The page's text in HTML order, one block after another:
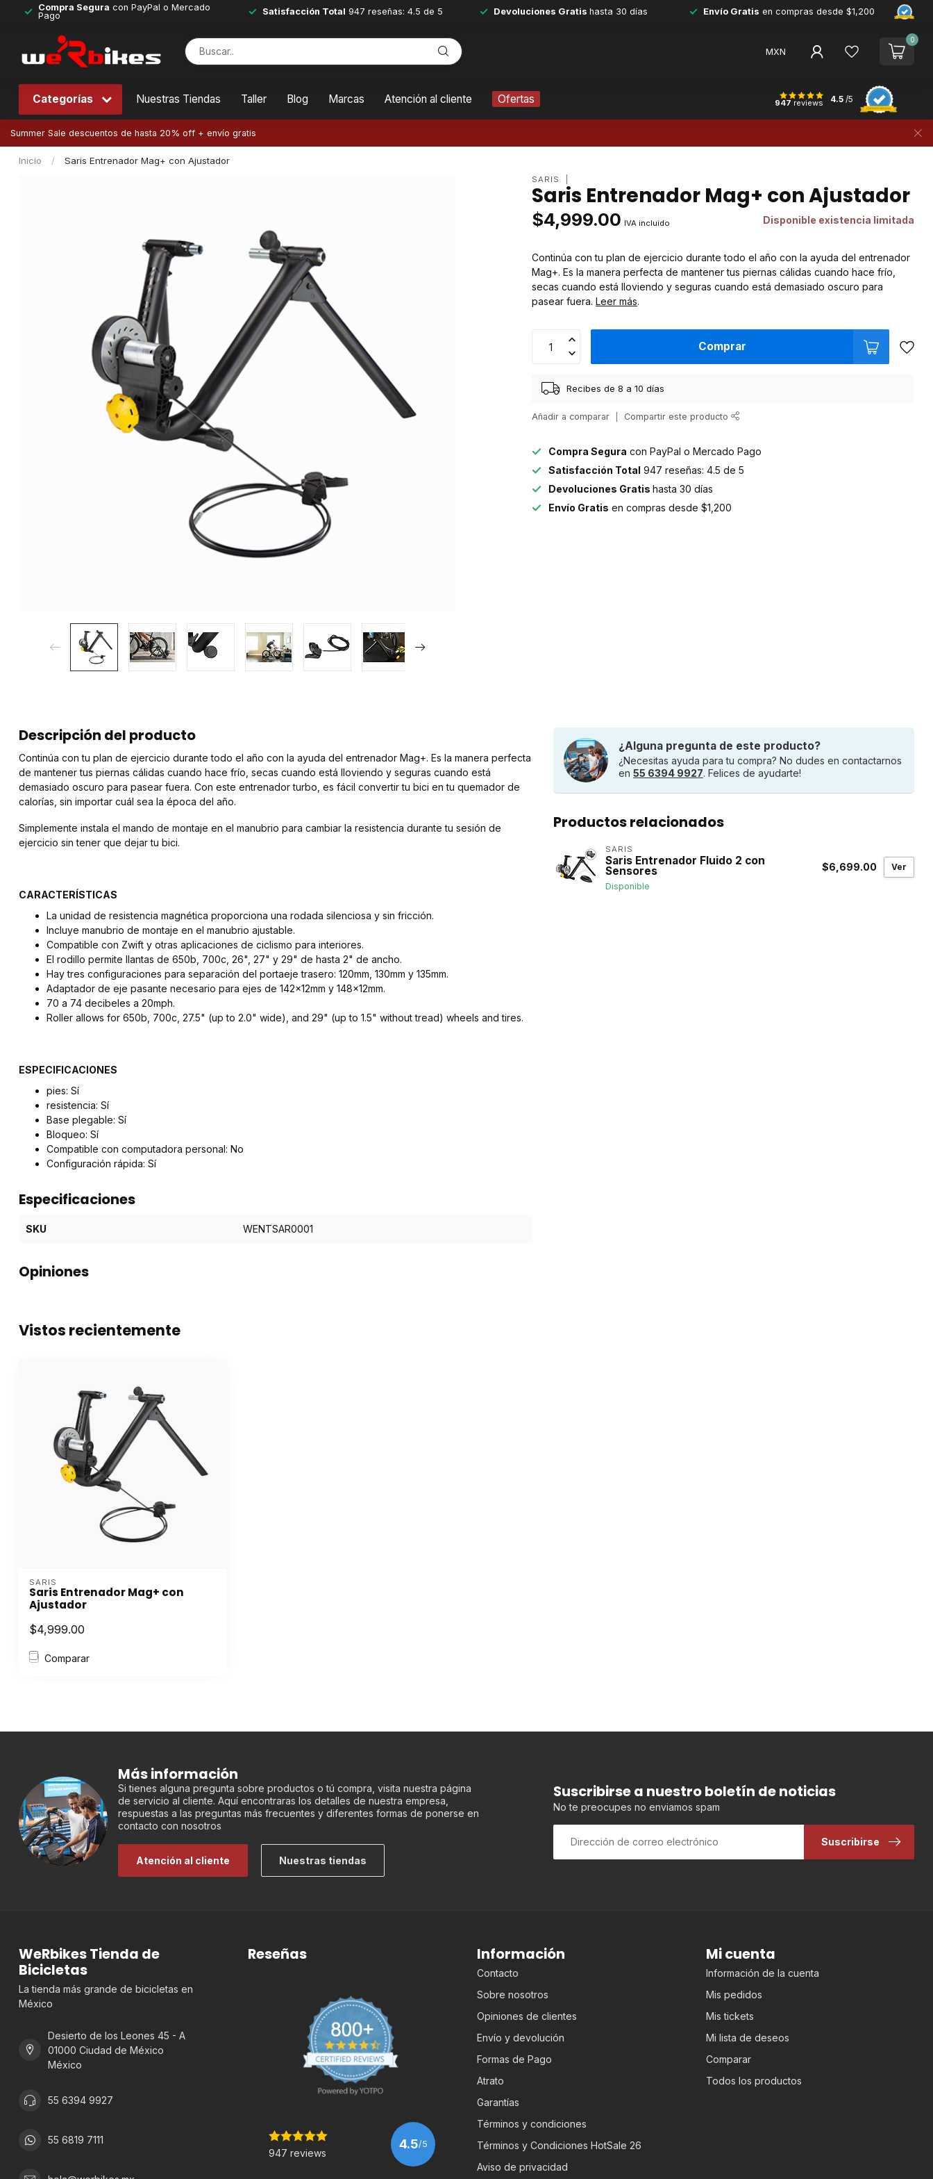
Compra Segura con PayPal o Mercado
Pago
Satisfacción Total 947 reseñas: 4.5 de 5 Devoluciones Gratis hasta 30 días Envío Gratis en compras desde $1,200
MXN
0
Categorías Nuestras Tiendas Taller Blog Marcas Atención al cliente Ofertas 947 reviews 4.5 /5
Summer Sale descuentos de hasta 20% off + envío gratis
Inicio / Saris Entrenador Mag+ con Ajustador
SARIS
Saris Entrenador Mag+ con Ajustador
$4,999.00 IVA incluido Disponible existencia limitada
Continúa con tu plan de ejercicio durante todo el año con la ayuda del entrenador
Mag+. Es la manera perfecta de mantener tus piernas cálidas cuando hace frío,
secas cuando está lloviendo y seguras cuando está demasiado oscuro para
pasear fuera.Leer más.
Comprar
Recibes de 8 a 10 días
Añadir a comparar Compartir este producto
Compra Segura con PayPal o Mercado Pago
Satisfacción Total 947 reseñas: 4.5 de 5
Devoluciones Gratishasta 30 días
Envío Gratis en compras desde $1,200
Descripción del producto
Continúa con tu plan de ejercicio durante todo el año con la ayuda del entrenador Mag+. Es la manera perfecta
de mantener tus piernas cálidas cuando hace frío, secas cuando está lloviendo y seguras cuando está
demasiado oscuro para pasear fuera. Con este entrenador turbo, es fácil convertir tu bici en tu quemador de
calorías, sin importar cuál sea la época del año.
Simplemente instala el mando de montaje en el manubrio para cambiar la resistencia durante tu sesión de
ejercicio sin tener que dejar tu bici.
CARACTERÍSTICAS
La unidad de resistencia magnética proporciona una rodada silenciosa y sin fricción.
Incluye manubrio de montaje en el manubrio ajustable.
Compatible con Zwift y otras aplicaciones de ciclismo para interiores.
El rodillo permite llantas de 650b, 700c, 26", 27" y 29" de hasta 2" de ancho.
Hay tres configuraciones para separación del portaeje trasero: 120mm, 130mm y 135mm.
Adaptador de eje pasante necesario para ejes de 142x12mm y 148x12mm.
70 a 74 decibeles a 20mph.
Roller allows for 650b, 700c, 27.5" (up to 2.0" wide), and 29" (up to 1.5" without tread) wheels and tires.
ESPECIFICACIONES
pies: Sí
resistencia: Sí
Base plegable: Sí
Bloqueo: Sí
Compatible con computadora personal: No
Configuración rápida: Sí
Especificaciones
SKU WENTSAR0001
Opiniones
¿Alguna pregunta de este producto?
¿Necesitas ayuda para tu compra? No dudes en contactarnos
en 55 6394 9927. Felices de ayudarte!
Productos relacionados
SARIS
Saris Entrenador Fluido 2 con
Sensores
Disponible
$6,699.00 Ver
Vistos recientemente
SARIS
Saris Entrenador Mag+ con
Ajustador
$4,999.00
Comparar
Más información
Si tienes alguna pregunta sobre productos o tú compra, visita nuestra página
de servicio al cliente. Aquí encontraras los detalles de nuestra empresa,
respuestas a las preguntas más frecuentes y diferentes formas de ponerse en
contacto con nosotros
Atención al cliente Nuestras tiendas
Suscribirse a nuestro boletín de noticias
No te preocupes no enviamos spam
Suscribirse
WeRbikes Tienda de
Bicicletas
La tienda más grande de bicicletas en
México
Desierto de los Leones 45 - A
01000 Ciudad de México
México
55 6394 9927
55 6819 7111
Reseñas
947 reviews
4.5/5
Información
Contacto
Sobre nosotros
Opiniones de clientes
Envío y devolución
Formas de Pago
Atrato
Garantías
Términos y condiciones
Términos y Condiciones HotSale 26
Aviso de privacidad
Mi cuenta
Información de la cuenta
Mis pedidos
Mis tickets
Mi lista de deseos
Comparar
Todos los productos